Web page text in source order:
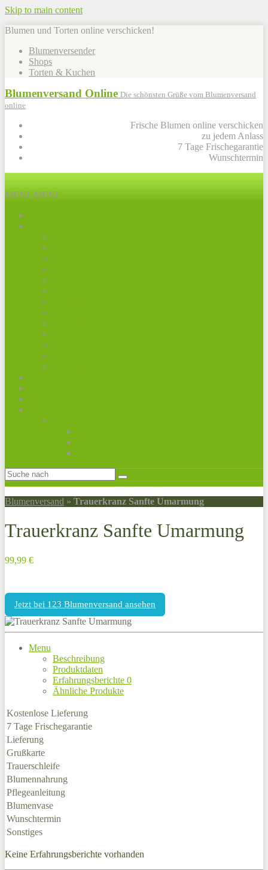
Skip to main content
Blumen und Torten online verschicken!
Blumenversender
Shops
Torten & Kuchen
Blumenversand Online Die schönsten Grüße vom Blumenversand
online
Frische Blumen online verschicken
zu jedem Anlass
7 Tage Frischegarantie
Wunschtermin
MENUMENU
Blumenversand » Trauerkranz Sanfte Umarmung
Trauerkranz Sanfte Umarmung
99,99 €
Jetzt bei 123 Blumenversand ansehen
Menu
Beschreibung
Produktdaten
Erfahrungsberichte 0
Ähnliche Produkte
Kostenlose Lieferung
7 Tage Frischegarantie
Lieferung
Grußkarte
Trauerschleife
Blumennahrung
Pflegeanleitung
Blumenvase
Wunschtermin
Sonstiges
Keine Erfahrungsberichte vorhanden